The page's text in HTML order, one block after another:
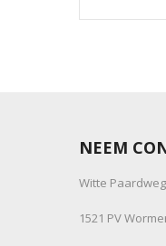
NEEM
Witte
1521 PV